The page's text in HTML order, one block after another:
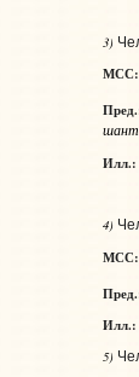
3)
МСС:
Илл.:
4)
МСС:
Илл.:
5)